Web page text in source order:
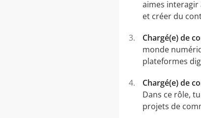
aimes interagir
et créer du
Chargé(e) de
monde
plateformes
Chargé(e) de
Dans ce rôle,
projets de